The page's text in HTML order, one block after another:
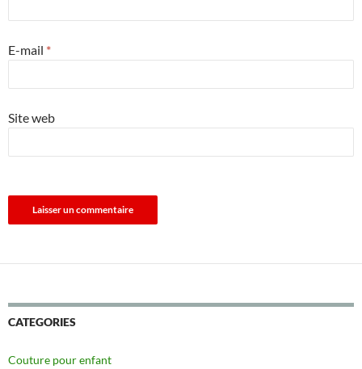
E-mail *
Site web
CATEGORIES
Couture pour enfant